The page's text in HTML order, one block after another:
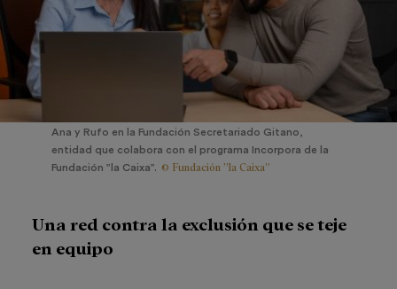
Ana y Rufo en la Fundación Secretariado Gitano,
entidad que colabora con el programa Incorpora de la
Fundación ”la Caixa”. © Fundación ”la Caixa”
Una red contra la exclusión que se teje
en equipo